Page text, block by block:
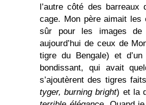
l’autre côté des
cage. Mon père aimait les
sûr pour les images de
aujourd’hui de ceux de
tigre du Bengale) et
bondissant, qui avait
s’ajoutèrent des tigres
tyger, burning bright) et la